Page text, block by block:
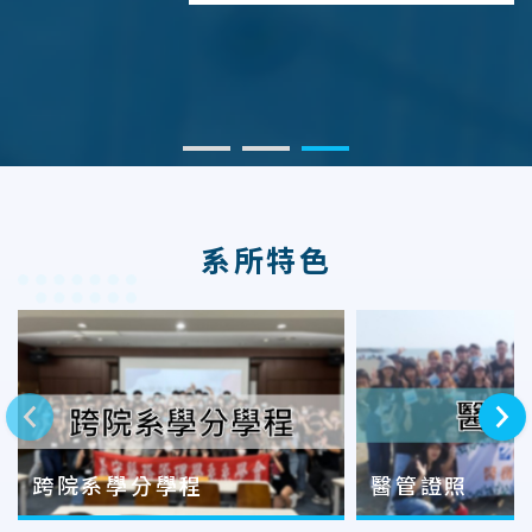
系所特色
上一則
跨院系學分學程 醫管證照
下一則